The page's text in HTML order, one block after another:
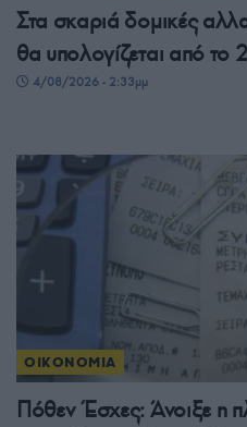
Στα σκαριά δομικές
θα υπολογίζεται από το
4/08/2026 - 2:33μμ
ΟΙΚΟΝΟΜΙΑ
Πόθεν Έσχες: Άνοιξε η